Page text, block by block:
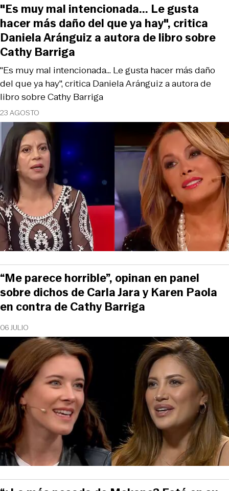
23 AGOSTO
"Es muy mal intencionada... Le gusta hacer más daño
del que ya hay", critica Daniela Aránguiz a autora de
libro sobre Cathy Barriga
"Es muy mal intencionada... Le gusta
hacer más daño del que ya hay", critica
Daniela Aránguiz a autora de libro sobre
Cathy Barriga
06 JULIO
“Me parece horrible”, opinan en panel
sobre dichos de Carla Jara y Karen Paola
en contra de Cathy Barriga